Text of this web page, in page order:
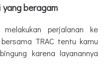
beragam
perjalanan ke
TRAC tentu kamu
karena layanannya